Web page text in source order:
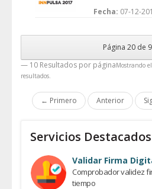
Fecha: 07-12-
Página 20 de
— 10 Resultados por páginaMostrando
resultados.
← Primero Anterior
Servicios Destacados
Validar Firma
Comprobador validez
tiempo